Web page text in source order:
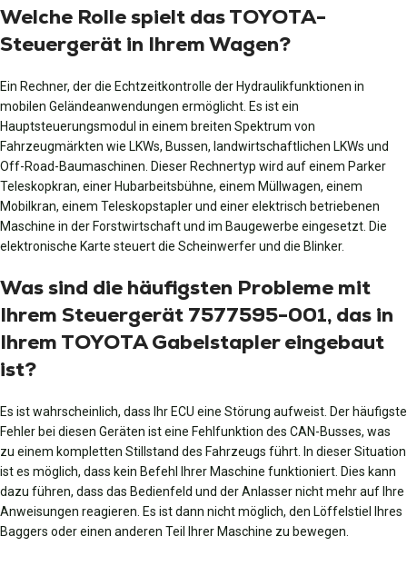
Welche Rolle spielt das TOYOTA-
Steuergerät in Ihrem Wagen?
Ein Rechner, der die Echtzeitkontrolle der Hydraulikfunktionen in
mobilen Geländeanwendungen ermöglicht. Es ist ein
Hauptsteuerungsmodul in einem breiten Spektrum von
Fahrzeugmärkten wie LKWs, Bussen, landwirtschaftlichen LKWs und
Off-Road-Baumaschinen. Dieser Rechnertyp wird auf einem Parker
Teleskopkran, einer Hubarbeitsbühne, einem Müllwagen, einem
Mobilkran, einem Teleskopstapler und einer elektrisch betriebenen
Maschine in der Forstwirtschaft und im Baugewerbe eingesetzt. Die
elektronische Karte steuert die Scheinwerfer und die Blinker.
Was sind die häufigsten Probleme mit
Ihrem Steuergerät 7577595-001, das in
Ihrem TOYOTA Gabelstapler eingebaut
ist?
Es ist wahrscheinlich, dass Ihr ECU eine Störung aufweist. Der häufigste
Fehler bei diesen Geräten ist eine Fehlfunktion des CAN-Busses, was
zu einem kompletten Stillstand des Fahrzeugs führt. In dieser Situation
ist es möglich, dass kein Befehl Ihrer Maschine funktioniert. Dies kann
dazu führen, dass das Bedienfeld und der Anlasser nicht mehr auf Ihre
Anweisungen reagieren. Es ist dann nicht möglich, den Löffelstiel Ihres
Baggers oder einen anderen Teil Ihrer Maschine zu bewegen.